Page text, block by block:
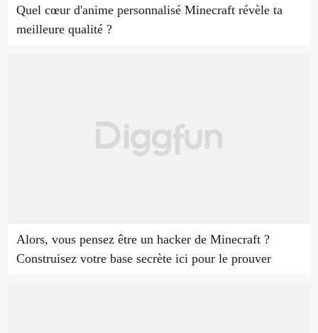
Quel cœur d'anime personnalisé Minecraft révèle ta
meilleure qualité ?
Alors, vous pensez être un hacker de Minecraft ?
Construisez votre base secrète ici pour le prouver